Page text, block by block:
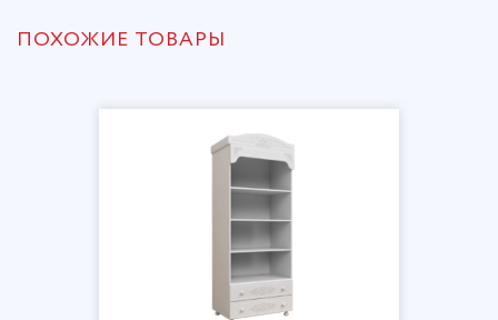
ПОХОЖИЕ ТОВАРЫ